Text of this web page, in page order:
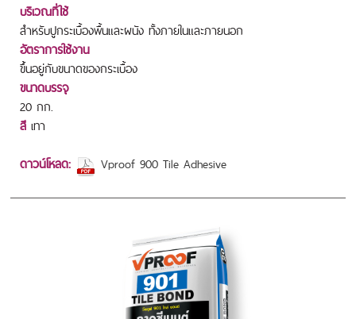
บริเวณที่ใช้
สำหรับปูกระเบื้องพื้นและผนัง ทั้งภายในและภายนอก
อัตราการใช้งาน
ขึ้นอยู่กับขนาดของกระเบื้อง
ขนาดบรรจุ
20 กก.
สี เทา
ดาวน์โหลด:
Vproof 900 Tile Adhesive